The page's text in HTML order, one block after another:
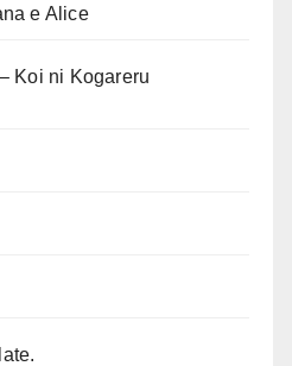
e Alice
Koi ni Kogareru